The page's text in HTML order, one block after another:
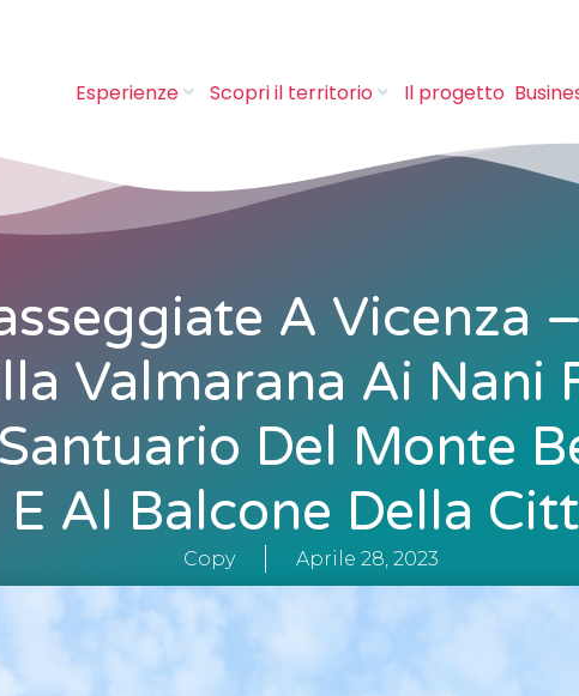
Esperienze Scopri il territorio Il progetto
A Vicenza
Valmarana Ai Nani
Del Monte
E Al Balcone Della
Copy Aprile 28, 2023